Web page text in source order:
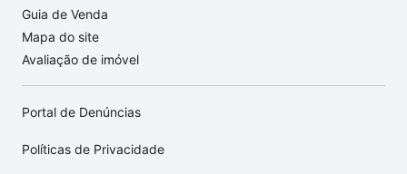
Guia de Venda
Mapa do site
Avaliação de imóvel
Portal de Denúncias
Políticas de Privacidade